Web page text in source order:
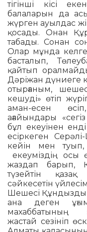
тігінші кісі
балаларын да
жүрген ауылдас
қосады. Онан
табады. Сонан
Олар мұнда
басталып,
қайтып
Дәріжан дүниеге
отырғаным,
кешуді» өтіп
аман-есен
ағайындары
бұл екеуінен
есіркеген
кейін мен туып,
екеуміздің осы
жаздап барып,
түзейтін қазақ
сәйкесетін үйлесім
Шешесі
ана деген
махаббатының
жастай сезініп